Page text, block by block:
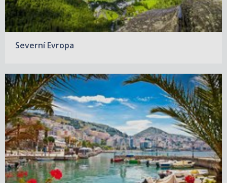
Severní Evropa